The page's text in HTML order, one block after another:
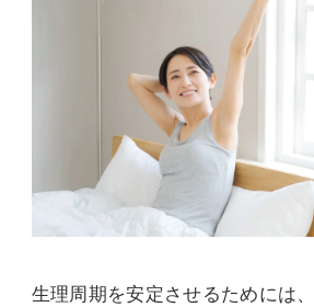
生理周期を安定させるためには